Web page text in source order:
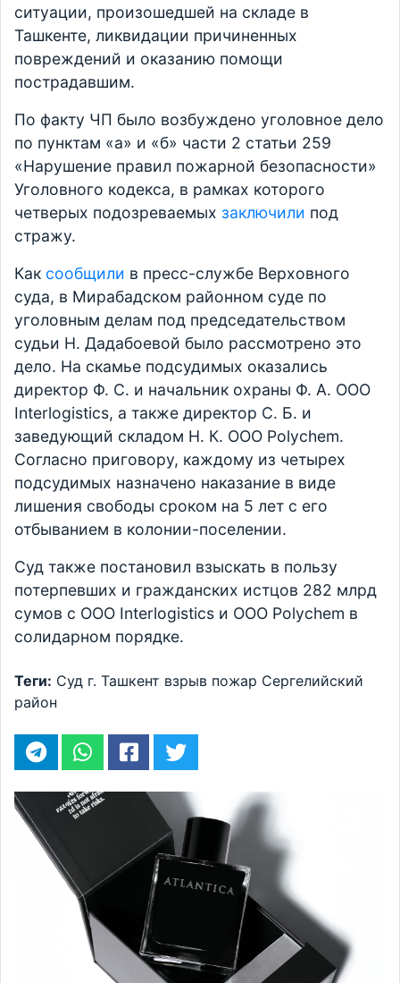
ситуации, произошедшей на складе в
Ташкенте, ликвидации причиненных
повреждений и оказанию помощи
пострадавшим.
По факту ЧП было возбуждено уголовное дело
по пунктам «а» и «б» части 2 статьи 259
«Нарушение правил пожарной безопасности»
Уголовного кодекса, в рамках которого
четверых подозреваемых заключили под
стражу.
Как сообщили в пресс-службе Верховного
суда, в Мирабадском районном суде по
уголовным делам под председательством
судьи Н. Дадабоевой было рассмотрено это
дело. На скамье подсудимых оказались
директор Ф. С. и начальник охраны Ф. А. ООО
Interlogistics, а также директор С. Б. и
заведующий складом Н. К. ООО Polychem.
Согласно приговору, каждому из четырех
подсудимых назначено наказание в виде
лишения свободы сроком на 5 лет с его
отбыванием в колонии-поселении.
Суд также постановил взыскать в пользу
потерпевших и гражданских истцов 282 млрд
сумов с ООО Interlogistics и ООО Polychem в
солидарном порядке.
Теги: Суд г. Ташкент взрыв пожар Сергелийский
район